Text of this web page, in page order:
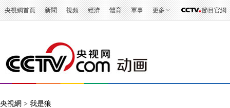
央視網首頁 新聞 視頻 經濟 體育 軍事 更多 節目官網
央視網 > 我是狼